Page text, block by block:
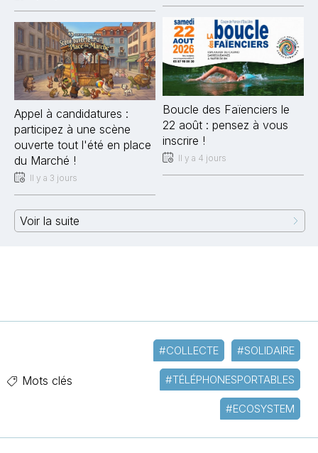
Appel à candidatures :
participez à une scène
ouverte tout l'été en place
du Marché !
Il y a 3 jours
Boucle des Faïenciers le
22 août : pensez à vous
inscrire !
Il y a 4 jours
Voir la suite
Mots clés
#COLLECTE #SOLIDAIRE
#TÉLÉPHONESPORTABLES
#ECOSYSTEM